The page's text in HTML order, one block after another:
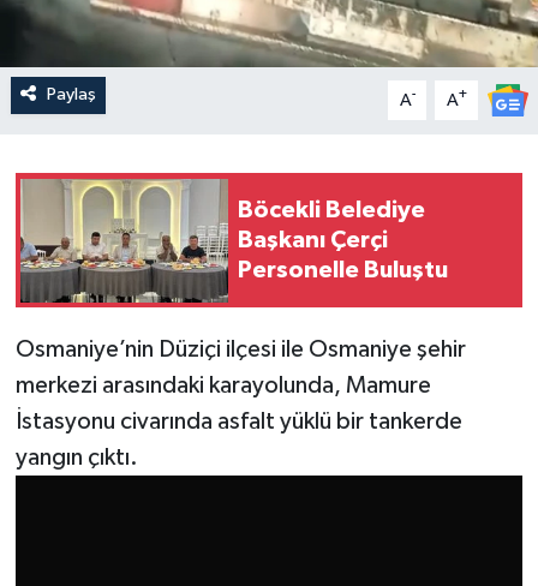
Paylaş A- A+
Böcekli Belediye
Başkanı Çerçi
Personelle Buluştu
Osmaniye’nin Düziçi ilçesi ile Osmaniye şehir
merkezi arasındaki karayolunda, Mamure
İstasyonu civarında asfalt yüklü bir tankerde
yangın çıktı.